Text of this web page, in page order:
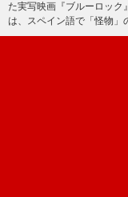
た実写映画『ブルーロック
は、スペイン語で「怪物」